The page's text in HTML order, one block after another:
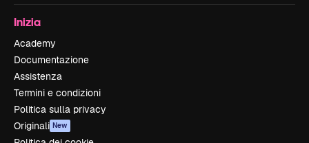
Inizia
Academy
Documentazione
Assistenza
Termini e condizioni
Politica sulla privacy
Originali New